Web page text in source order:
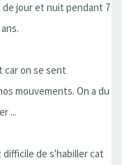
jour et nuit pendant 7
car on se sent
mouvements. On a du
...
de s'habiller cat